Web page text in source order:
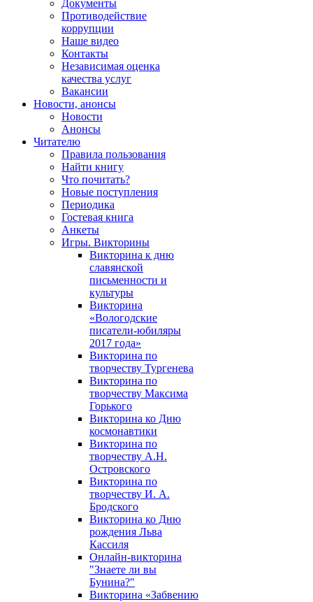
Документы
Противодействие
коррупции
Наше видео
Контакты
Независимая оценка
качества услуг
Вакансии
Новости, анонсы
Новости
Анонсы
Читателю
Правила пользования
Найти книгу
Что почитать?
Новые поступления
Периодика
Гостевая книга
Анкеты
Игры. Викторины
Викторина к дню
славянской
письменности и
культуры
Викторина
«Вологодские
писатели-юбиляры
2017 года»
Викторина по
творчеству Тургенева
Викторина по
творчеству Максима
Горького
Викторина ко Дню
космонавтики
Викторина по
творчеству А.Н.
Островского
Викторина по
творчеству И. А.
Бродского
Викторина ко Дню
рождения Льва
Кассиля
Онлайн-викторина
"Знаете ли вы
Бунина?"
Викторина «Забвению